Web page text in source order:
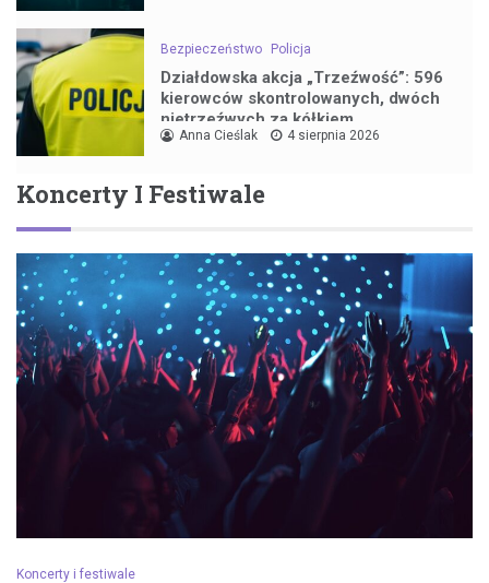
Bezpieczeństwo Policja
Działdowska akcja „Trzeźwość”: 596
kierowców skontrolowanych, dwóch
nietrzeźwych za kółkiem
Anna Cieślak 4 sierpnia 2026
Koncerty I Festiwale
Koncerty i festiwale